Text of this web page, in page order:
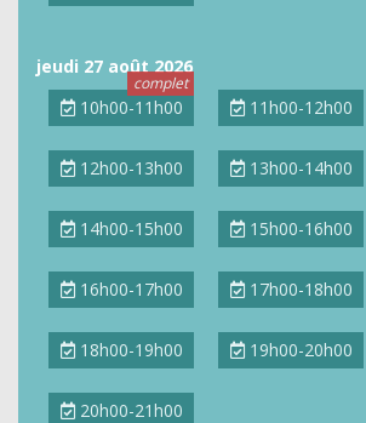
jeudi 27 août 2026
10h00-11h00
11h00-12h00
12h00-13h00 13h00-14h00
14h00-15h00 15h00-16h00
16h00-17h00 17h00-18h00
18h00-19h00 19h00-20h00
20h00-21h00